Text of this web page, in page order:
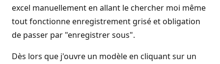
excel manuellement en allant le chercher moi même
tout fonctionne enregistrement grisé et obligation
de passer par "enregistrer sous".
Dès lors que j'ouvre un modèle en cliquant sur un